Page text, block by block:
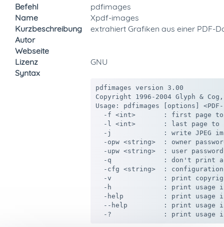
Befehl
pdfimages
Name
Xpdf-images
Kurzbeschreibung
extrahiert Grafiken aus einer PDF-
Autor
Webseite
Lizenz
GNU
Syntax
pdfimages version 3.00
Copyright 1996-2004 Glyph & Cog,
Usage: pdfimages [options]
-f <int>       : first page
-l <int>       : last page to
-j             : write JPEG
-opw <string>  : owner
-upw <string>  : user
-q             : don't print
-cfg <string>  :
-v             : print
-h             : print usage
-help          : print usage
--help         : print usage